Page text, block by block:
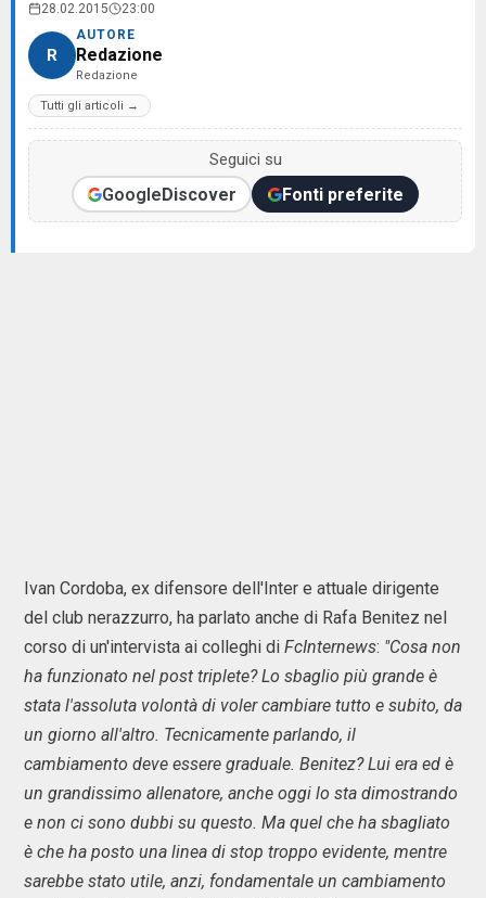
28.02.2015 23:00
R
AUTORE
Redazione
Redazione
Tutti gli articoli →
Seguici su
GoogleDiscover Fonti preferite
Ivan Cordoba, ex difensore dell'Inter e attuale dirigente
del club nerazzurro, ha parlato anche di Rafa Benitez nel
corso di un'intervista ai colleghi di FcInternews: "Cosa non
ha funzionato nel post triplete? Lo sbaglio più grande è
stata l'assoluta volontà di voler cambiare tutto e subito, da
un giorno all'altro. Tecnicamente parlando, il
cambiamento deve essere graduale. Benitez? Lui era ed è
un grandissimo allenatore, anche oggi lo sta dimostrando
e non ci sono dubbi su questo. Ma quel che ha sbagliato
è che ha posto una linea di stop troppo evidente, mentre
sarebbe stato utile, anzi, fondamentale un cambiamento